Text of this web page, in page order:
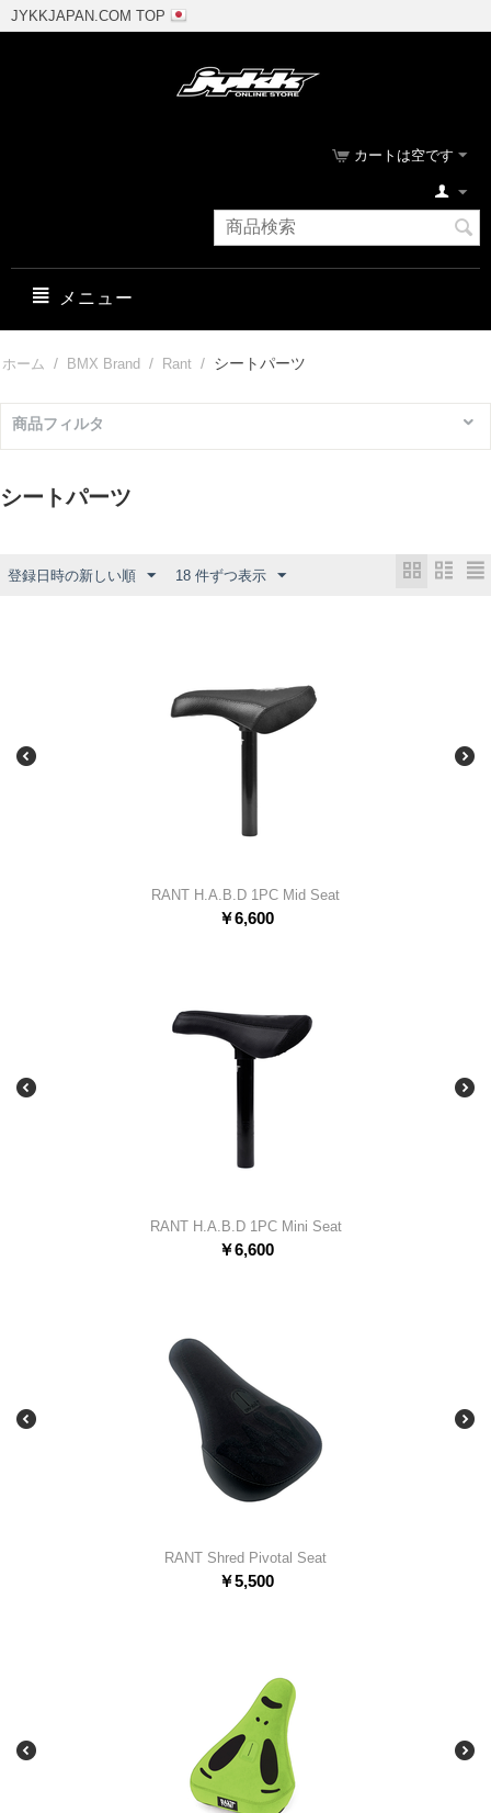
JYKKJAPAN.COM TOP
カートは空です
メニュー
ホーム / BMX Brand / Rant / シートパーツ
商品フィルタ
シートパーツ
登録日時の新しい順 18 件ずつ表示
RANT H.A.B.D 1PC Mid Seat
￥6,600
RANT H.A.B.D 1PC Mini Seat
￥6,600
RANT Shred Pivotal Seat
￥5,500